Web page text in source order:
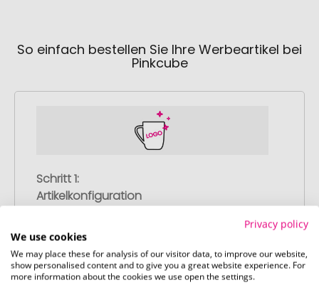
So einfach bestellen Sie Ihre Werbeartikel bei
Pinkcube
Schritt 1:
Artikelkonfiguration
Werbeartikel aus und passen Sie diese
nach Ihren Vorstellungen an.
Anschließend legen Sie die konfigurierten
Artikel in Ihren Warenkorb.
Privacy policy
We use cookies
We may place these for analysis of our visitor data, to improve our website,
show personalised content and to give you a great website experience. For
more information about the cookies we use open the settings.